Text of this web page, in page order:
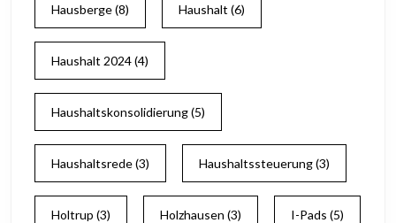
Hausberge(8) Haushalt (6)
Haushalt 2024(4)
Haushaltskonsolidierung(5)
Haushaltsrede(3) Haushaltssteuerung(3)
Holtrup (3) Holzhausen (3) I-Pads (5)